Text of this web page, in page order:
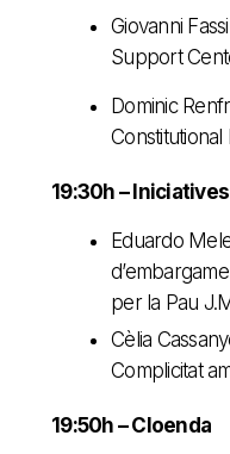
Giovanni
Support
Dominic
Constitutional
19:30h –
Eduardo
per la Pau
Cèlia
Complicitat
19:50h – Cloenda